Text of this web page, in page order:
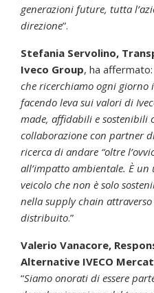
generazioni future, tutta
direzione”.
Stefania Servolino,
Iveco Group, ha affermato:
che ricerchiamo ogni giorno
facendo leva sui valori di
made, affidabili e sostenibili
collaborazione con partner
ricerca di andare “oltre
all’impatto ambientale. È un
veicolo che non è solo
nella supply chain
distribuito.”
Valerio Vanacore,
Alternative IVECO
“Siamo onorati di essere